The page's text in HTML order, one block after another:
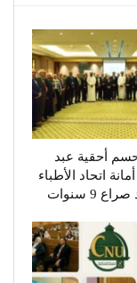
أحقية عبد
اتحاد الأطباء
9 سنوات